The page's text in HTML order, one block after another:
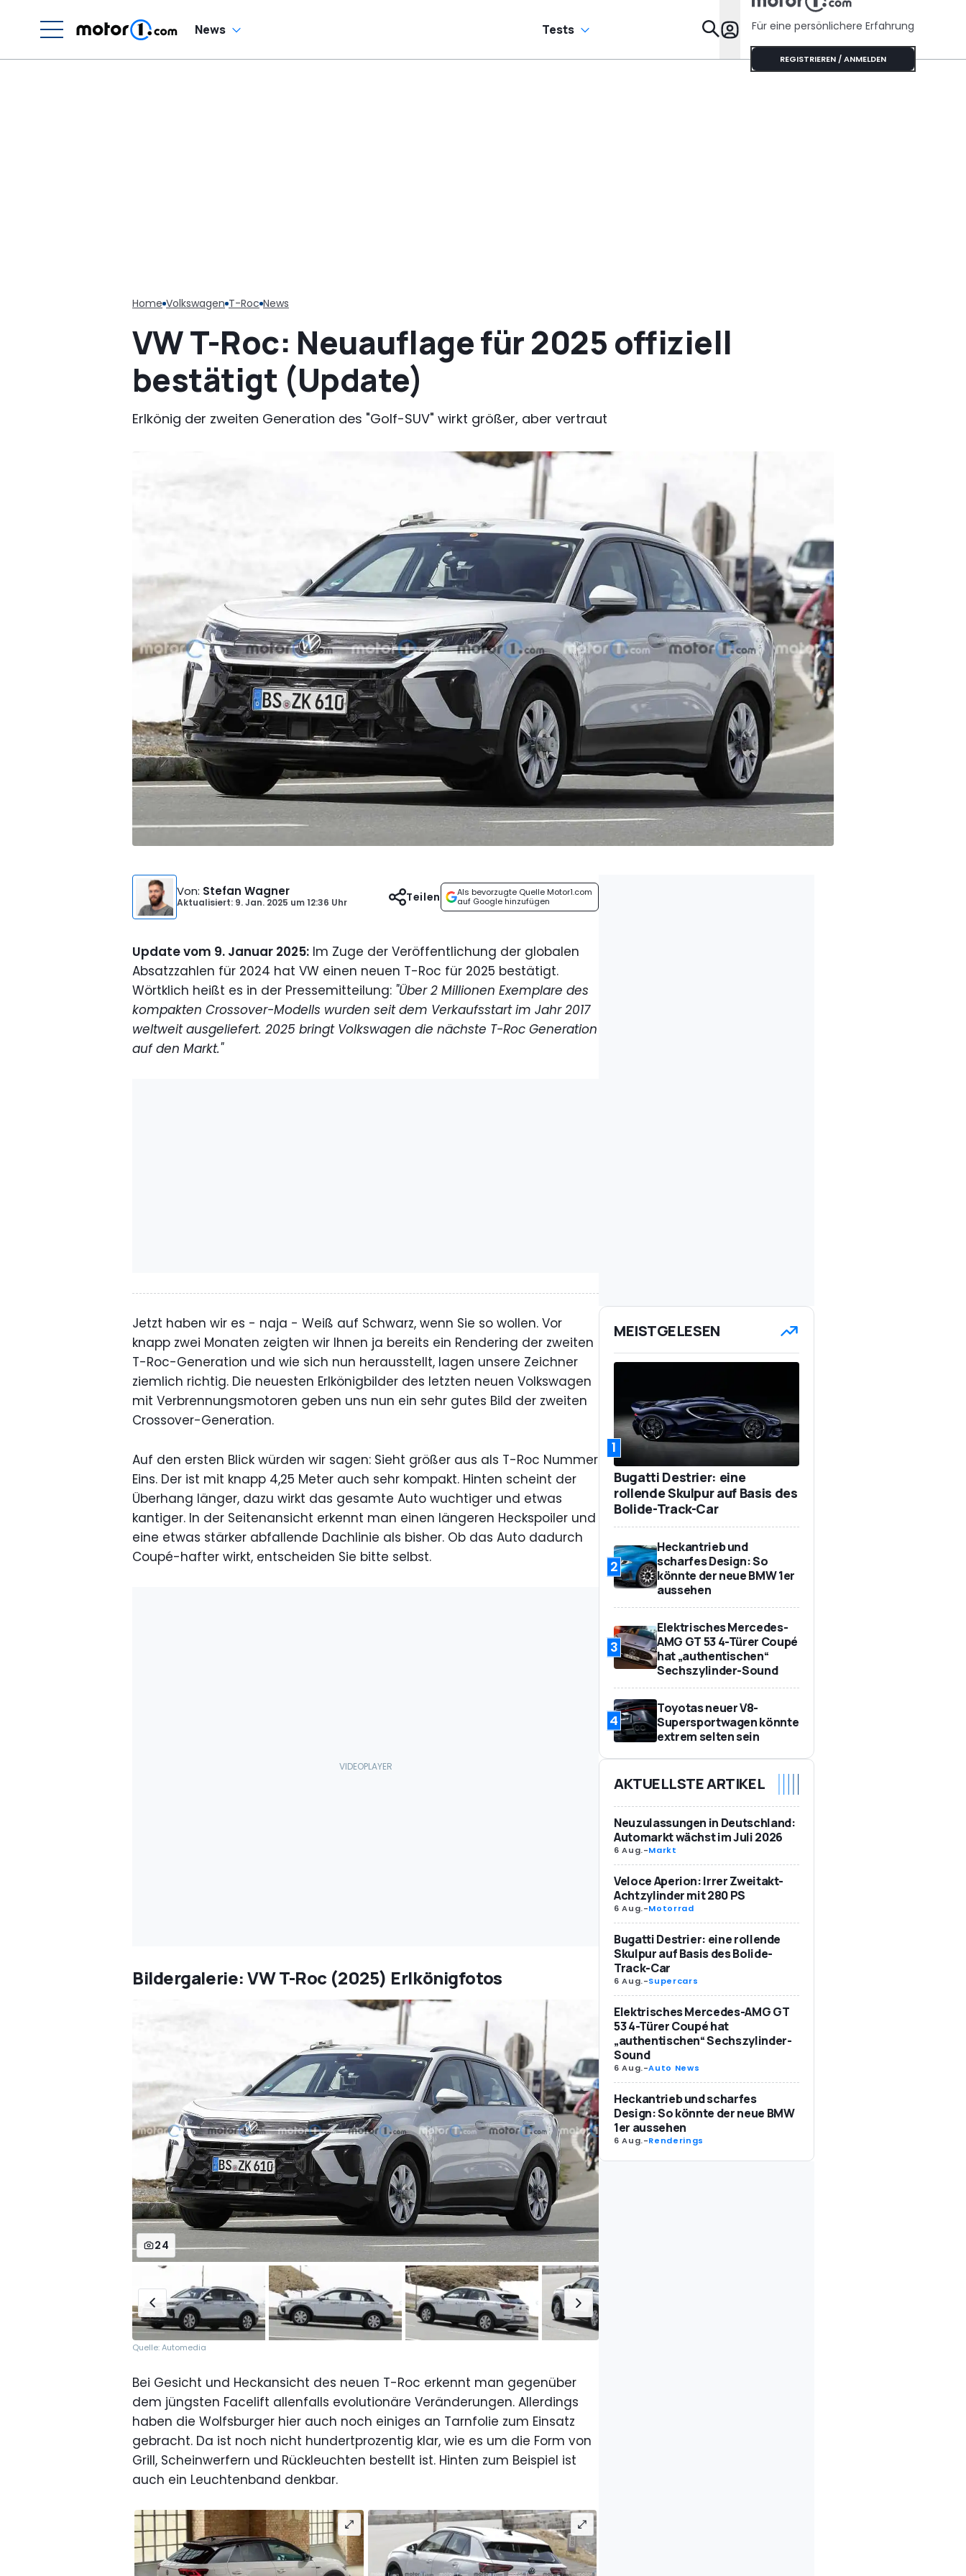
News Tests Specials
Für eine persönlichere Erfahrung
REGISTRIEREN / ANMELDEN
Home Volkswagen T-Roc News
VW T-Roc: Neuauflage für 2025 offiziell
bestätigt (Update)
Erlkönig der zweiten Generation des "Golf-SUV" wirkt größer, aber vertraut
Von: Stefan Wagner
Aktualisiert: 9. Jan. 2025 um12:36 Uhr
Als bevorzugte Quelle Motor1.com
auf Google hinzufügen
Teilen
Update vom 9. Januar 2025: Im Zuge der Veröffentlichung der globalen
Absatzzahlen für 2024 hat VW einen neuen T-Roc für 2025 bestätigt.
Wörtklich heißt es in der Pressemitteilung: "Über 2 Millionen Exemplare des
kompakten Crossover-Modells wurden seit dem Verkaufsstart im Jahr 2017
weltweit ausgeliefert. 2025 bringt Volkswagen die nächste T-Roc Generation
auf den Markt."
Jetzt haben wir es - naja - Weiß auf Schwarz, wenn Sie so wollen. Vor
knapp zwei Monaten zeigten wir Ihnen ja bereits ein Rendering der zweiten
T-Roc-Generation und wie sich nun herausstellt, lagen unsere Zeichner
ziemlich richtig. Die neuesten Erlkönigbilder des letzten neuen Volkswagen
mit Verbrennungsmotoren geben uns nun ein sehr gutes Bild der zweiten
Crossover-Generation.
Auf den ersten Blick würden wir sagen: Sieht größer aus als T-Roc Nummer
Eins. Der ist mit knapp 4,25 Meter auch sehr kompakt. Hinten scheint der
Überhang länger, dazu wirkt das gesamte Auto wuchtiger und etwas
kantiger. In der Seitenansicht erkennt man einen längeren Heckspoiler und
eine etwas stärker abfallende Dachlinie als bisher. Ob das Auto dadurch
Coupé-hafter wirkt, entscheiden Sie bitte selbst.
Bildergalerie: VW T-Roc (2025) Erlkönigfotos
24
Quelle: Automedia
Bei Gesicht und Heckansicht des neuen T-Roc erkennt man gegenüber
dem jüngsten Facelift allenfalls evolutionäre Veränderungen. Allerdings
haben die Wolfsburger hier auch noch einiges an Tarnfolie zum Einsatz
gebracht. Da ist noch nicht hundertprozentig klar, wie es um die Form von
Grill, Scheinwerfern und Rückleuchten bestellt ist. Hinten zum Beispiel ist
auch ein Leuchtenband denkbar.
MEISTGELESEN
1
Bugatti Destrier: eine
rollende Skulpur auf Basis des
Bolide-Track-Car
2
Heckantrieb und
scharfes Design: So
könnte der neue BMW 1er
aussehen
3
Elektrisches Mercedes-
AMG GT 53 4-Türer Coupé
hat „authentischen“
Sechszylinder-Sound
4
Toyotas neuer V8-
Supersportwagen könnte
extrem selten sein
AKTUELLSTE ARTIKEL
Neuzulassungen in Deutschland:
Automarkt wächst im Juli 2026
6 Aug.-Markt
Veloce Aperion: Irrer Zweitakt-
Achtzylinder mit 280 PS
6 Aug.-Motorrad
Bugatti Destrier: eine rollende
Skulpur auf Basis des Bolide-
Track-Car
6 Aug.-Supercars
Elektrisches Mercedes-AMG GT
53 4-Türer Coupé hat
„authentischen“ Sechszylinder-
Sound
6 Aug.-Auto News
Heckantrieb und scharfes
Design: So könnte der neue BMW
1er aussehen
6 Aug.-Renderings
vermeiden